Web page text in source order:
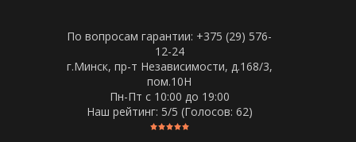
По вопросам гарантии: +375 (29) 576-
12-24
г.Минск, пр-т Независимости, д.168/3,
пом.10Н
Пн-Пт c 10:00 до 19:00
Наш рейтинг: 5/5 (Голосов: 62)